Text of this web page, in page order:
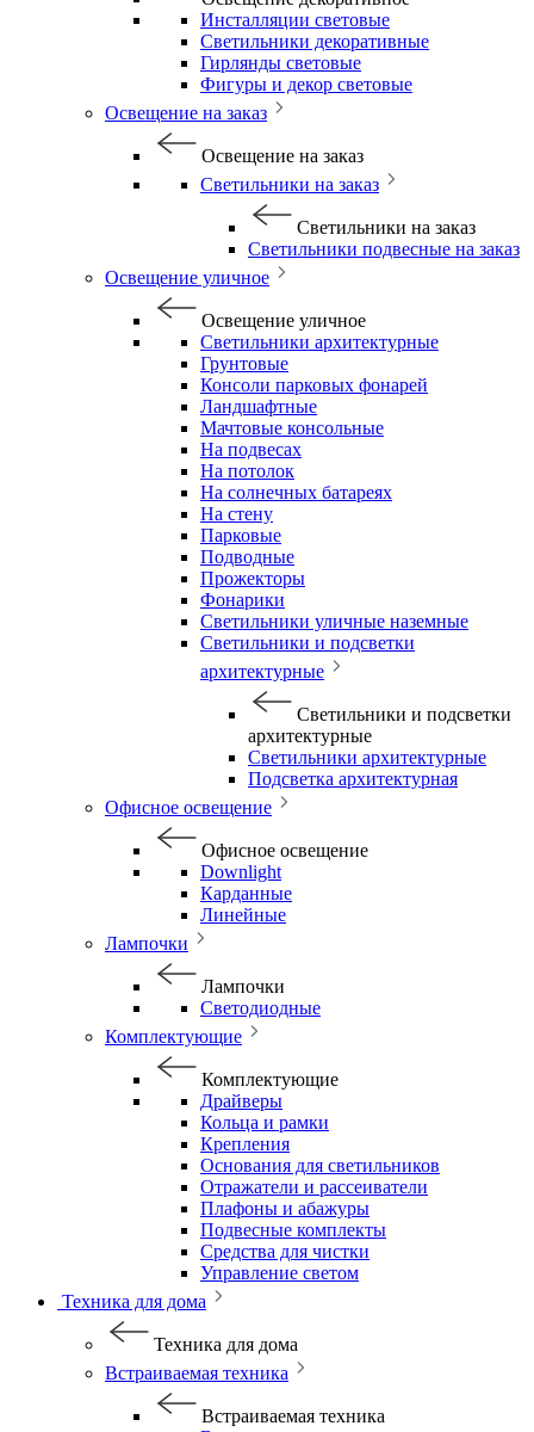
Инсталляции световые
Светильники декоративные
Гирлянды световые
Фигуры и декор световые
Освещение на заказ
Освещение на заказ
Светильники на заказ
Светильники на заказ
Светильники подвесные на заказ
Освещение уличное
Освещение уличное
Светильники архитектурные
Грунтовые
Консоли парковых фонарей
Ландшафтные
Мачтовые консольные
На подвесах
На потолок
На солнечных батареях
На стену
Парковые
Подводные
Прожекторы
Фонарики
Светильники уличные наземные
Светильники и подсветки
архитектурные
Светильники и подсветки
архитектурные
Светильники архитектурные
Подсветка архитектурная
Офисное освещение
Офисное освещение
Downlight
Карданные
Линейные
Лампочки
Лампочки
Светодиодные
Комплектующие
Комплектующие
Драйверы
Кольца и рамки
Крепления
Основания для светильников
Отражатели и рассеиватели
Плафоны и абажуры
Подвесные комплекты
Средства для чистки
Управление светом
Техника для дома
Техника для дома
Встраиваемая техника
Встраиваемая техника